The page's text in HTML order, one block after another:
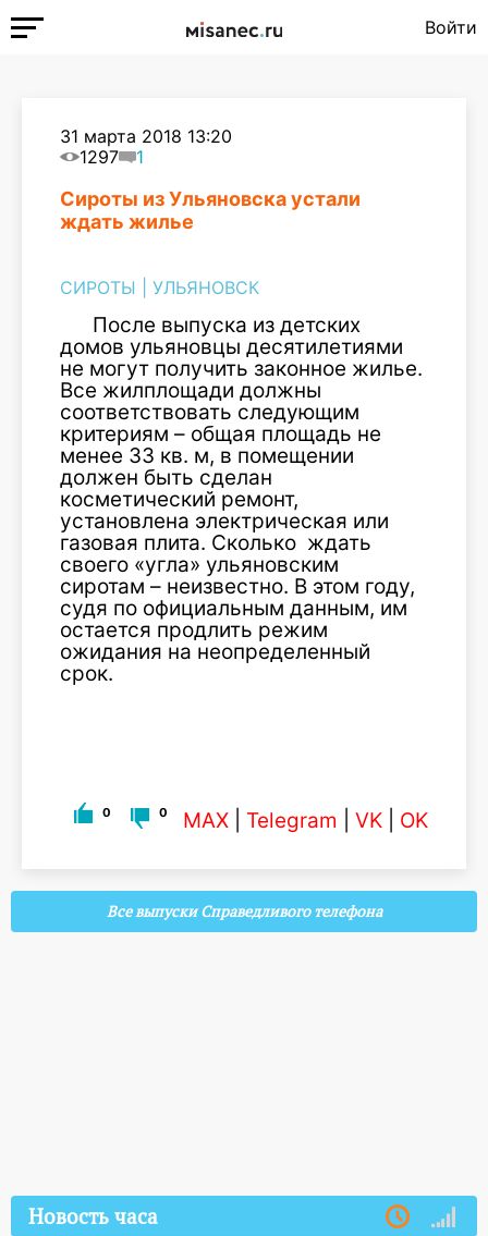
Войти
31 марта 2018 13:20
1297
1
Сироты из Ульяновска устали
ждать жилье
СИРОТЫ УЛЬЯНОВСК
После выпуска из детских
домов ульяновцы десятилетиями
не могут получить законное жилье.
Все жилплощади должны
соответствовать следующим
критериям – общая площадь не
менее 33 кв. м, в помещении
должен быть сделан
косметический ремонт,
установлена электрическая или
газовая плита. Сколько ждать
своего «угла» ульяновским
сиротам – неизвестно. В этом году,
судя по официальным данным, им
остается продлить режим
ожидания на неопределенный
срок.
0 0 MAX Telegram VK OK
Все выпуски Справедливого телефона
Новость часа